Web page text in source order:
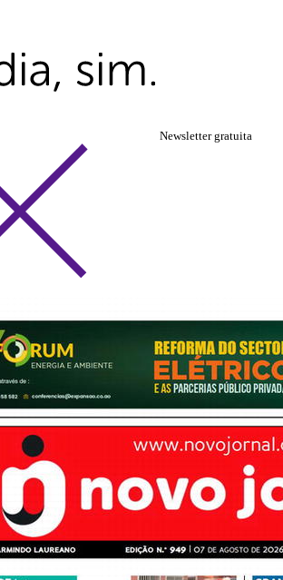
Newsletter gratuita